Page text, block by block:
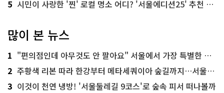
5 시민이 사랑한 '찐' 로컬 명소 어디? '서울에디션25' 추천 코스
많이 본 뉴스
1 "편의점인데 아무것도 안 팔아요" 서울에서 가장 특별한 편의점의 정체
2 주황색 리본 따라 한강부터 메타세쿼이아 숲길까지…서울둘레길 15코스
3 이것이 천연 냉방! '서울둘레길 9코스'로 숲속 피서 떠나볼까